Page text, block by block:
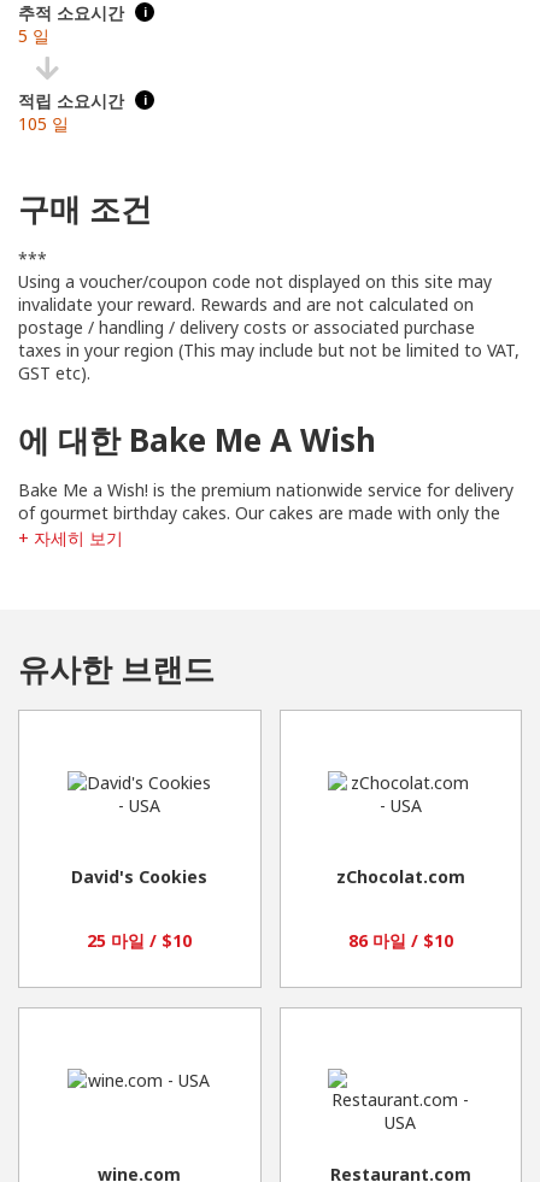
추적 소요시간 i
5 일
적립 소요시간 i
105 일
구매 조건
***
Using a voucher/coupon code not displayed on this site may
invalidate your reward. Rewards and are not calculated on
postage / handling / delivery costs or associated purchase
taxes in your region (This may include but not be limited to VAT,
GST etc).
에 대한 Bake Me A Wish
Bake Me a Wish! is the premium nationwide service for delivery
of gourmet birthday cakes. Our cakes are made with only the
finest, freshest ingredients by an award-winning family run New
+ 자세히 보기
유사한 브랜드
David's Cookies
25 마일 / $10
zChocolat.com
86 마일 / $10
wine.com Restaurant.com